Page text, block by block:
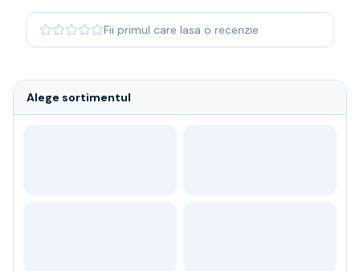
Bourbon
Blanded Japanese
Canadian
Rom
Vodka
Fii primul care lasa o recenzie
Alege sortimentul